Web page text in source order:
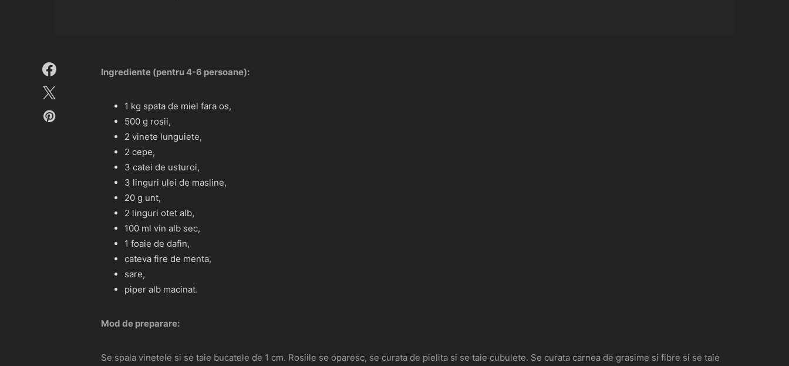
Ingrediente (pentru 4-6 persoane):
1 kg spata de miel fara os,
500 g rosii,
2 vinete lunguiete,
2 cepe,
3 catei de usturoi,
3 linguri ulei de masline,
20 g unt,
2 linguri otet alb,
100 ml vin alb sec,
1 foaie de dafin,
cateva fire de menta,
sare,
piper alb macinat.
Mod de preparare:
Se spala vinetele si se taie bucatele de 1 cm. Rosiile se oparesc, se curata de pielita si se taie cubulete. Se curata carnea de grasime si fibre si se taie